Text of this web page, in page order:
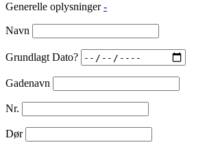
Generelle oplysninger -
Navn
Grundlagt Dato?
Gadenavn
Nr.
Dør